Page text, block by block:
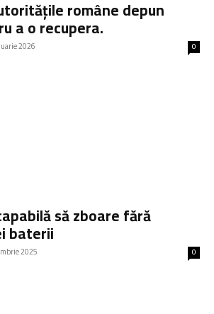
române depun
a o recupera.
2026 0
să zboare fără
baterii
2025 0